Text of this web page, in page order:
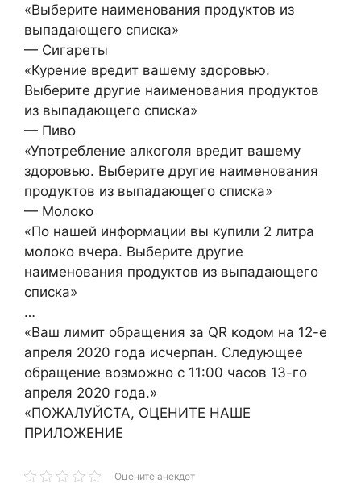
«Выберите наименования продуктов из
выпадающего списка»
— Сигареты
«Курение вредит вашему здоровью.
Выберите другие наименования продуктов
из выпадающего списка»
— Пиво
«Употребление алкоголя вредит вашему
здоровью. Выберите другие наименования
продуктов из выпадающего списка»
— Молоко
«По нашей информации вы купили 2 литра
молоко вчера. Выберите другие
наименования продуктов из выпадающего
списка»
…
«Ваш лимит обращения за QR кодом на 12-е
апреля 2020 года исчерпан. Следующее
обращение возможно с 11:00 часов 13-го
апреля 2020 года.»
«ПОЖАЛУЙСТА, ОЦЕНИТЕ НАШЕ
ПРИЛОЖЕНИЕ
Оцените анекдот